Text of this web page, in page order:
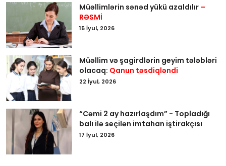
Müəllimlərin sənəd yükü azaldılır –
RƏSMİ
15 İyul, 2026
Müəllim və şagirdlərin geyim tələbləri
olacaq: Qanun təsdiqləndi
22 İyul, 2026
“Cəmi 2 ay hazırlaşdım” - Topladığı
balı ilə seçilən imtahan iştirakçısı
17 İyul, 2026